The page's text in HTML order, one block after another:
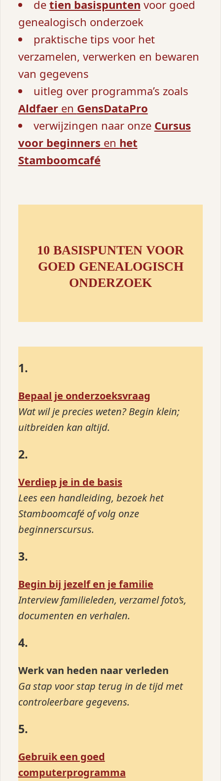
de tien basispunten voor goed
genealogisch onderzoek
praktische tips voor het
verzamelen, verwerken en bewaren
van gegevens
uitleg over programma’s zoals
Aldfaeren GensDataPro
verwijzingen naar onze Cursus
voor beginners en het
Stamboomcafé
10 BASISPUNTEN VOOR
GOED GENEALOGISCH
ONDERZOEK
1.
Bepaal je onderzoeksvraag
Wat wil je precies weten? Begin klein;
uitbreiden kan altijd.
2.
Verdiep je in de basis
Lees een handleiding, bezoek het
Stamboomcafé of volg onze
beginnerscursus.
3.
Begin bij jezelf en je familie
Interview familieleden, verzamel foto’s,
documenten en verhalen.
4.
Werk van heden naar verleden
Ga stap voor stap terug in de tijd met
controleerbare gegevens.
5.
Gebruik een goed
computerprogramma